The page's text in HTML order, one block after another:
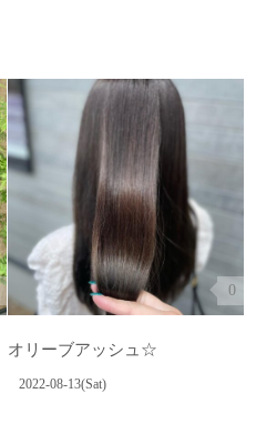
0
オリーブアッシュ☆
2022-08-13(Sat)